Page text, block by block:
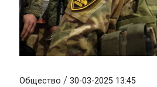
Общество / 30-03-2025 13:45